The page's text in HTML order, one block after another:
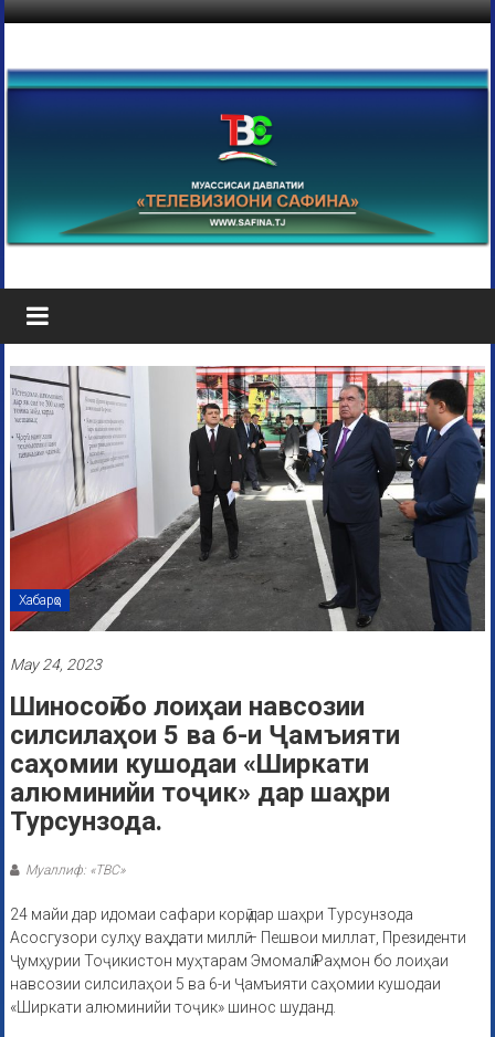
Хабарҳо
May 24, 2023
Шиносоӣ бо лоиҳаи навсозии
силсилаҳои 5 ва 6-и Ҷамъияти
саҳомии кушодаи «Ширкати
алюминийи тоҷик» дар шаҳри
Турсунзода.
Муаллиф: «ТВС»
24 майи дар идомаи сафари корӣ дар шаҳри Турсунзода
Асосгузори сулҳу ваҳдати миллӣ – Пешвои миллат, Президенти
Ҷумҳурии Тоҷикистон муҳтарам Эмомалӣ Раҳмон бо лоиҳаи
навсозии силсилаҳои 5 ва 6-и Ҷамъияти саҳомии кушодаи
«Ширкати алюминийи тоҷик» шинос шуданд.